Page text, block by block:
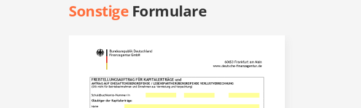
SonstigeFormulare